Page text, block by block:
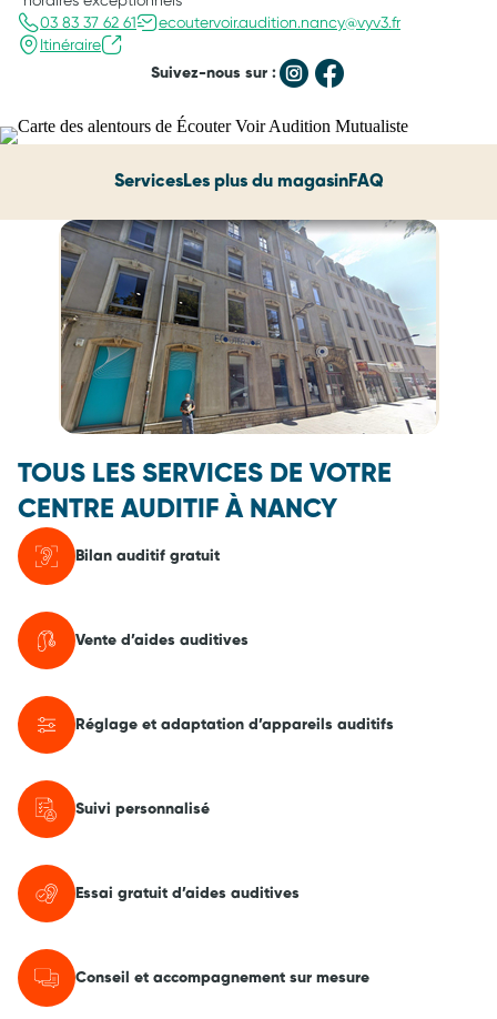
03 83 37 62 61
ecoutervoir.audition.nancy@vyv3.fr
Itinéraire
Suivez-nous sur :
ServicesLes plus du magasinFAQ
TOUS LES SERVICES DE VOTRE
CENTRE AUDITIF À NANCY
Bilan auditif gratuit
Vente d’aides auditives
Réglage et adaptation d’appareils auditifs
Suivi personnalisé
Essai gratuit d’aides auditives
Conseil et accompagnement sur mesure